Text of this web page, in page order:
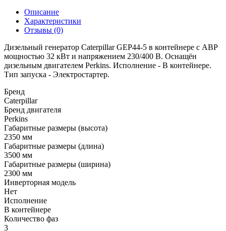
Описание
Характеристики
Отзывы (0)
Дизельный генератор Caterpillar GEP44-5 в контейнере с АВР
мощностью 32 кВт и напряжением 230/400 В. Оснащён
дизельным двигателем Perkins. Исполнение - В контейнере.
Тип запуска - Электростартер.
Бренд
Caterpillar
Бренд двигателя
Perkins
Габаритные размеры (высота)
2350 мм
Габаритные размеры (длина)
3500 мм
Габаритные размеры (ширина)
2300 мм
Инверторная модель
Нет
Исполнение
В контейнере
Количество фаз
3